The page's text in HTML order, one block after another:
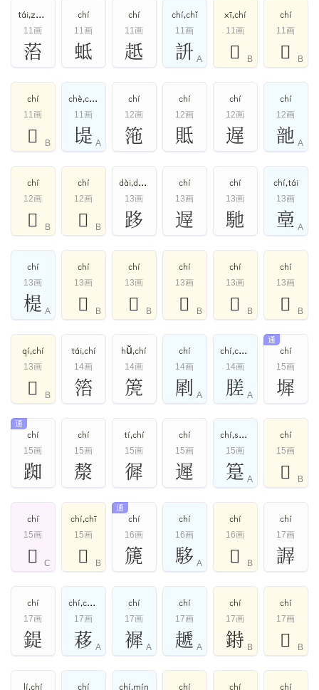
tái,zhī,chí
11画
菭
chí
11画
蚳
chí
11画
赿
chí,chǐ
11画
䛂 A
xī,chí
11画
𠩺 B
chí
11画
𢔊 B
chí
11画
𩚉 B
chè,chí,yí
11画
㔭 A
chí
12画
筂
chí
12画
貾
chí
12画
遅
chí
12画
䪧 A
chí
12画
𡎍 B
chí
12画
𦱰 B
dài,duò,duō,chí
13画
跢
chí
13画
遟
chí
13画
馳
chí,tái
13画
㙜 A
chí
13画
㮛 A
chí
13画
𣉄 B
chí
13画
𣹡 B
chí
13画
𦳚 B
chí
13画
𦵟 B
chí
13画
𧋗 B
qí,chí
13画
𩉬 B
tái,chí
14画
箈
hŭ,chí
14画
箎
chí
14画
㓾 A
chí,cuó,qì,zhàn
14画
䐤 A
chí
15画
通
墀
chí
15画
通
踟
chí
15画
漦
tí,chí
15画
徲
chí
15画
遲
chí,shi,tí,shí
15画
䈕 A
chí
15画
𧛺 B
chí
15画
𫎛 C
chí,chī
15画
𦑡 B
chí
16画
通
篪
chí
16画
䮈 A
chí
16画
𧎨 B
chí
17画
謘
chí
17画
鍉
chí,chǐ,yí
17画
䔟 A
chí
17画
䙙 A
chí
17画
䞾 A
chí
17画
𨨲 B
chí
17画
𪌫 B